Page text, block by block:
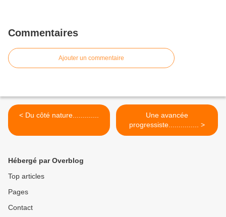
Commentaires
Ajouter un commentaire
< Du côté nature.............
Une avancée
progressiste............... >
Hébergé par Overblog
Top articles
Pages
Contact